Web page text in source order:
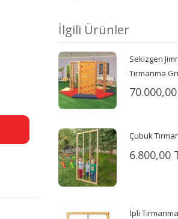
İlgili Ürünler
Sekizgen
Tırmanma
Çubuk
6.800,00
İpli Tırmanma